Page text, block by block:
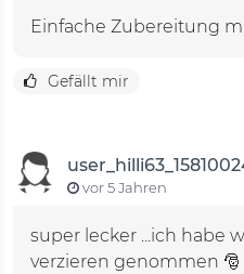
Einfache Zubereitung
Gefällt mir
vor 5 Jahren
super lecker ...ich habe
verzieren genommen 🎅